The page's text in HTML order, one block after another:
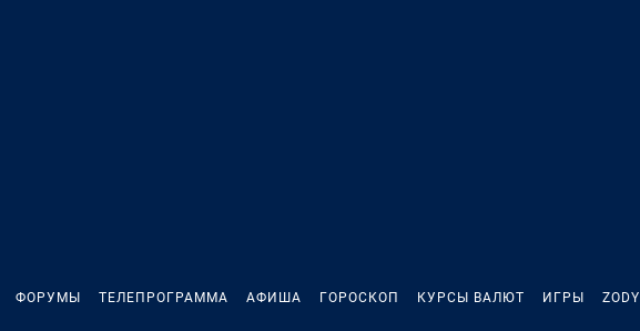
ФОРУМЫ ТЕЛЕПРОГРАММА АФИША ГОРОСКОП КУРСЫ ВАЛЮТ ИГРЫ ZODY